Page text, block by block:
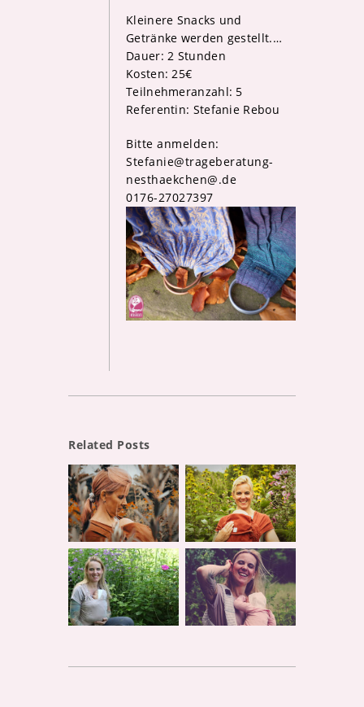
Kleinere Snacks und
Getränke werden gestellt.…
Dauer: 2 Stunden
Kosten: 25€
Teilnehmeranzahl: 5
Referentin: Stefanie Rebou
Bitte anmelden:
Stefanie@trageberatung-
nesthaekchen@.de
0176-27027397
Related Posts